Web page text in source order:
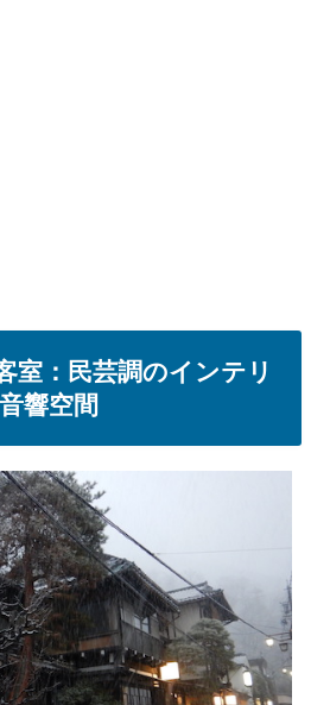
室：民芸調のインテリ
響空間